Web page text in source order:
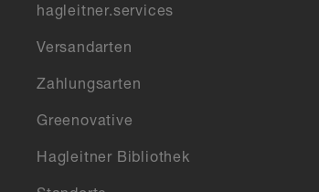
hagleitner.services
Versandarten
Zahlungsarten
Greenovative
Hagleitner Bibliothek